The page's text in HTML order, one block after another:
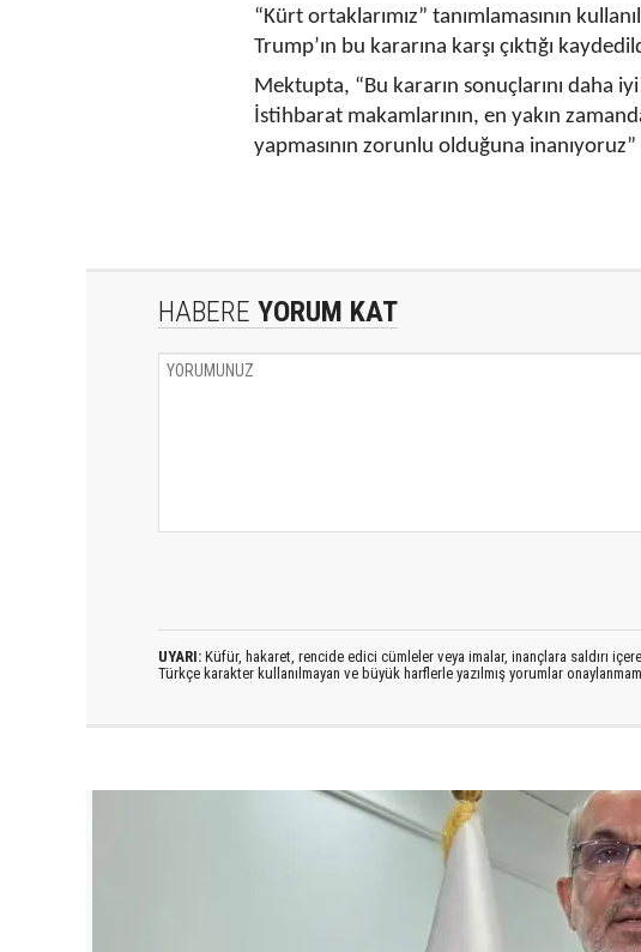
“Kürt ortaklarımız” tanımlamasının
Trump’ın bu kararına karşı çıktığı
Mektupta, “Bu kararın sonuçlarını daha
İstihbarat makamlarının, en yakın
yapmasının zorunlu olduğuna
HABERE YORUM KAT
UYARI: Küfür, hakaret, rencide edici cümleler veya imalar, inançlara saldırı
Türkçe karakter kullanılmayan ve büyük harflerle yazılmış yorumlar